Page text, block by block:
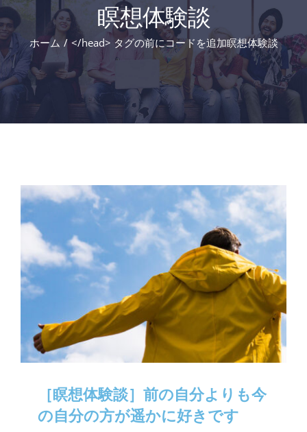
瞑想体験談
ホーム </head> タグの前にコードを追加瞑想体験談
［瞑想体験談］前の自分よりも今
の自分の方が遥かに好きです